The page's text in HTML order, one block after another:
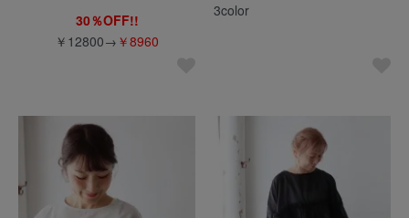
30％OFF!!
￥12800→ ￥8960
3color